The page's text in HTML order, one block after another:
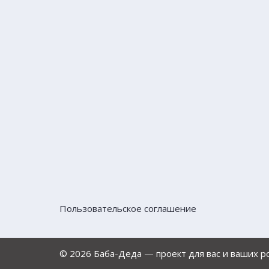
Пользовательское соглашение
© 2026 Баба-Деда — проект для вас и ваших